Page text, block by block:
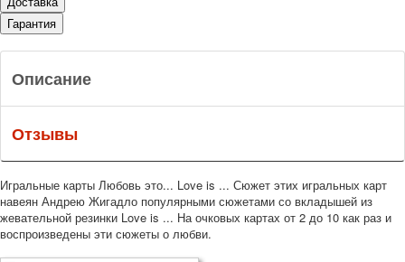
Гарантия
Описание
Отзывы
Игральные карты Любовь это... Love is ... Сюжет этих игральных карт
навеян Андрею Жигадло популярными сюжетами со вкладышей из
жевательной резинки Love is ... На очковых картах от 2 до 10 как раз и
воспроизведены эти сюжеты о любви.